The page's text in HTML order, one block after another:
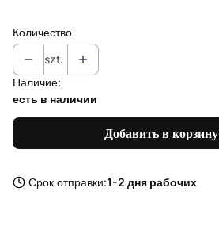
Количество
szt.
Наличие:
есть в наличии
Добавить в корзину
Срок отправки:1-2 дня рабочих